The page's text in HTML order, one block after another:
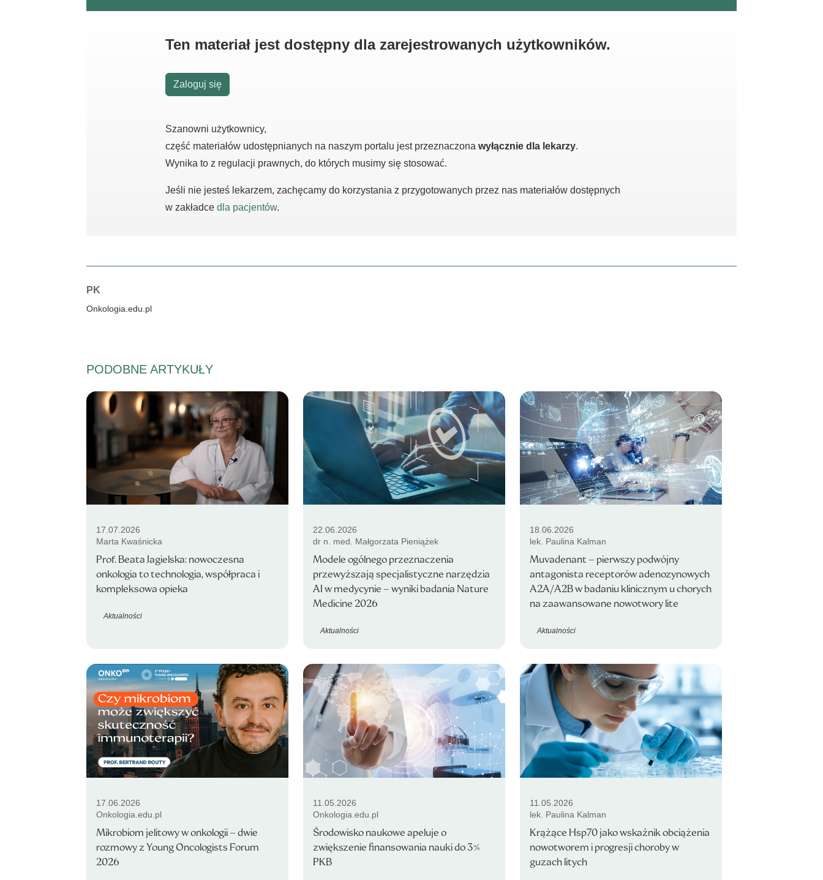
Ten materiał jest dostępny dla zarejestrowanych użytkowników.
Zaloguj się
Szanowni użytkownicy,
część materiałów udostępnianych na naszym portalu jest przeznaczona wyłącznie dla lekarzy.
Wynika to z regulacji prawnych, do których musimy się stosować.
Jeśli nie jesteś lekarzem, zachęcamy do korzystania z przygotowanych przez nas materiałów dostępnych
w zakładce dla pacjentów.
Autorzy:
PK
Onkologia.edu.pl
PODOBNE ARTYKUŁY
17.07.2026
Marta Kwaśnicka
Prof. Beata Jagielska: nowoczesna
onkologia to technologia, współpraca i
kompleksowa opieka
Aktualności
22.06.2026
dr n. med. Małgorzata Pieniążek
Modele ogólnego przeznaczenia
przewyższają specjalistyczne narzędzia
AI w medycynie – wyniki badania Nature
Medicine 2026
Aktualności
18.06.2026
lek. Paulina Kalman
Muvadenant – pierwszy podwójny
antagonista receptorów adenozynowych
A2A/A2B w badaniu klinicznym u chorych
na zaawansowane nowotwory lite
Aktualności
17.06.2026
Onkologia.edu.pl
Mikrobiom jelitowy w onkologii – dwie
rozmowy z Young Oncologists Forum
2026
11.05.2026
Onkologia.edu.pl
Środowisko naukowe apeluje o
zwiększenie finansowania nauki do 3%
PKB
11.05.2026
lek. Paulina Kalman
Krążące Hsp70 jako wskaźnik obciążenia
nowotworem i progresji choroby w
guzach litych